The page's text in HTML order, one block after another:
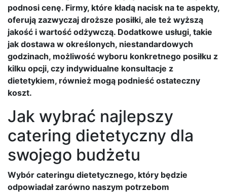
podnosi cenę. Firmy, które kładą nacisk na te aspekty,
oferują zazwyczaj droższe posiłki, ale też wyższą
jakość i wartość odżywczą. Dodatkowe usługi, takie
jak dostawa w określonych, niestandardowych
godzinach, możliwość wyboru konkretnego posiłku z
kilku opcji, czy indywidualne konsultacje z
dietetykiem, również mogą podnieść ostateczny
koszt.
Jak wybrać najlepszy
catering dietetyczny dla
swojego budżetu
Wybór cateringu dietetycznego, który będzie
odpowiadał zarówno naszym potrzebom